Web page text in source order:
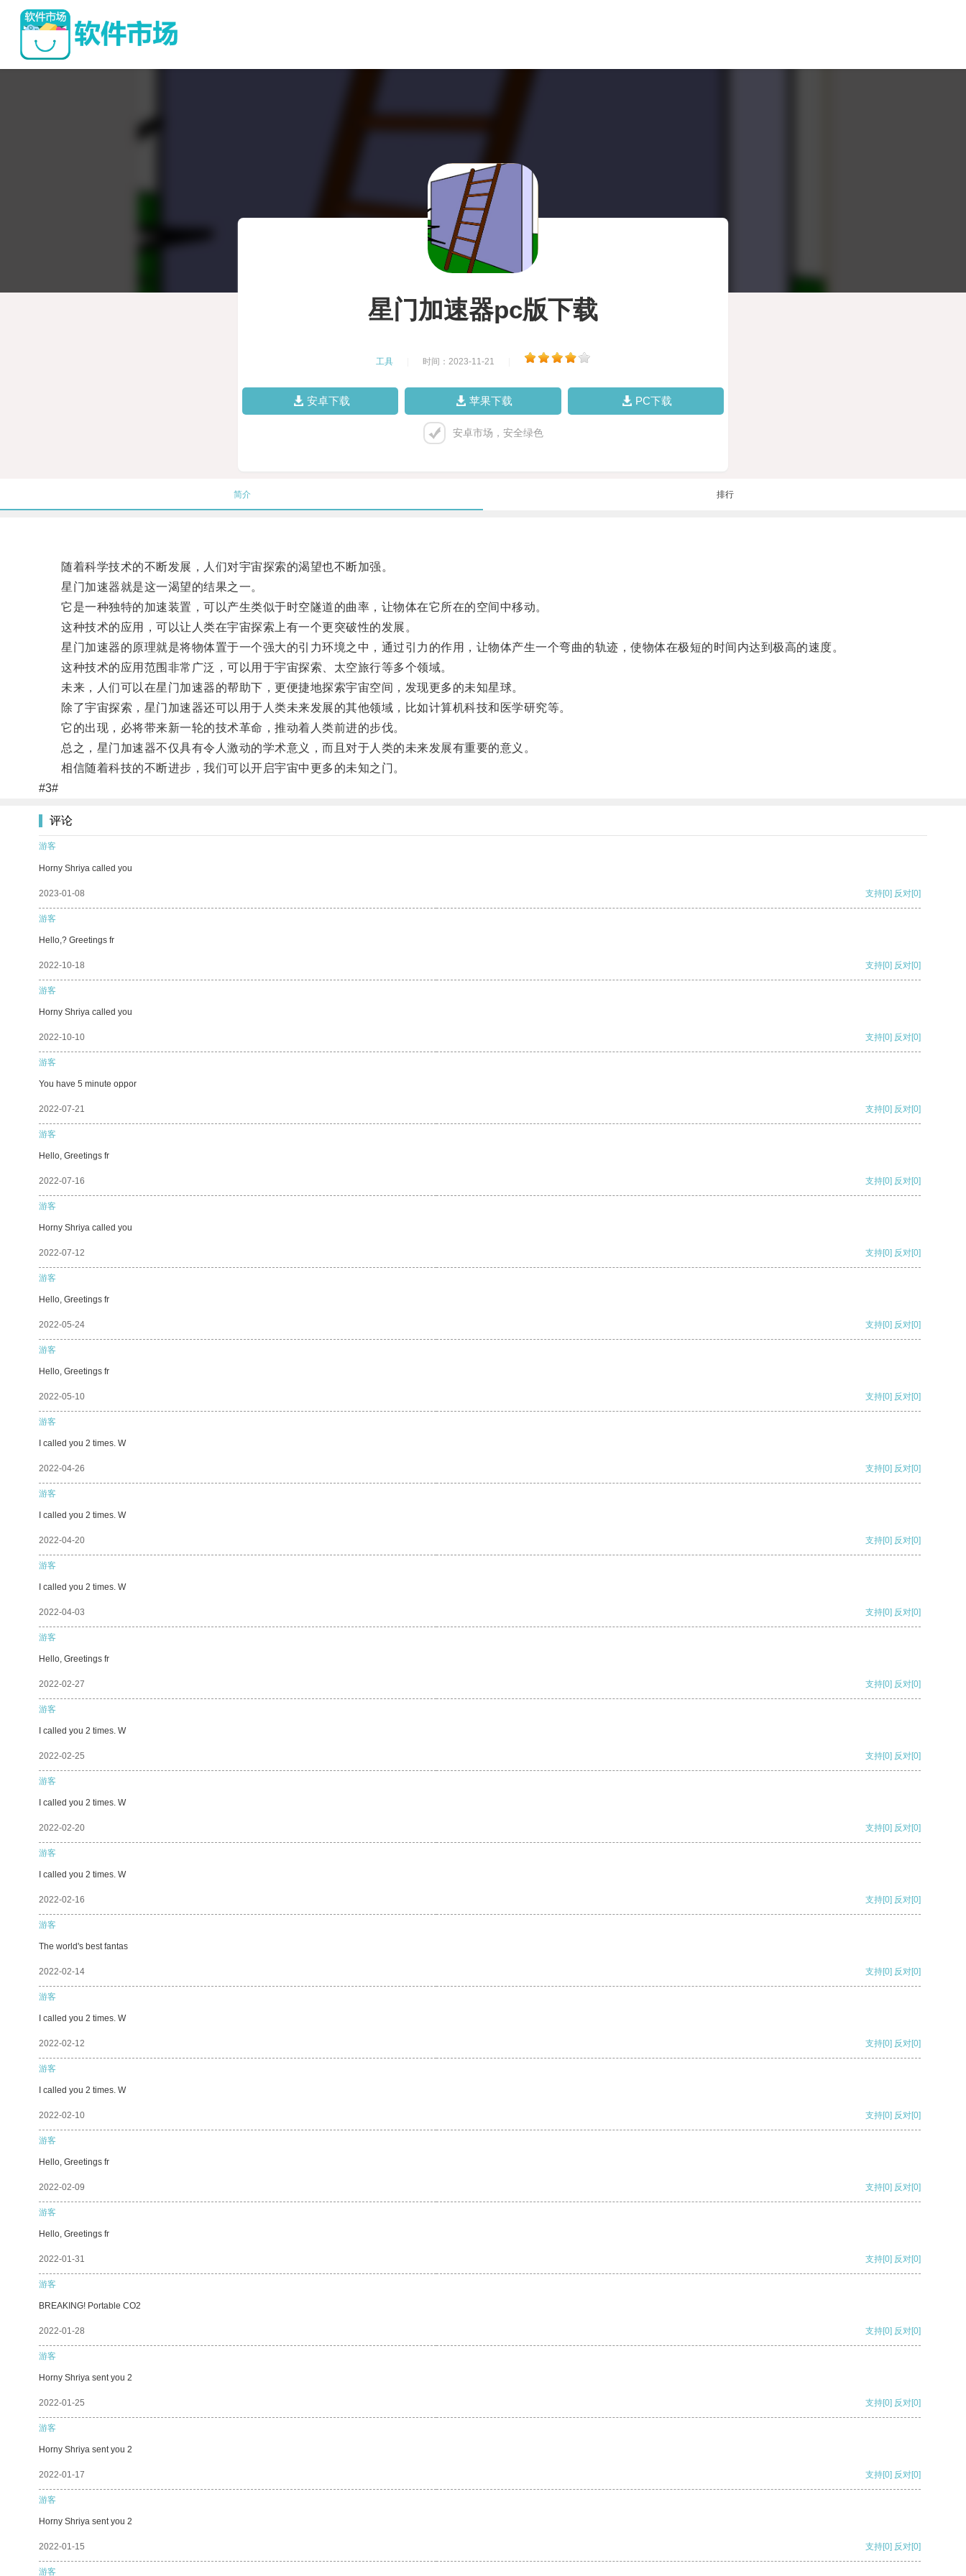
星门加速器pc版下载
工具 时间：2023-11-21
安卓下载 苹果下载 PC下载
安卓市场，安全绿色
简介 排行
随着科学技术的不断发展，人们对宇宙探索的渴望也不断加强。
星门加速器就是这一渴望的结果之一。
它是一种独特的加速装置，可以产生类似于时空隧道的曲率，让物体在它所在的空间中移动。
这种技术的应用，可以让人类在宇宙探索上有一个更突破性的发展。
星门加速器的原理就是将物体置于一个强大的引力环境之中，通过引力的作用，让物体产生一个弯曲的轨迹，使物体在极短的时间内达到极高的速度。
这种技术的应用范围非常广泛，可以用于宇宙探索、太空旅行等多个领域。
未来，人们可以在星门加速器的帮助下，更便捷地探索宇宙空间，发现更多的未知星球。
除了宇宙探索，星门加速器还可以用于人类未来发展的其他领域，比如计算机科技和医学研究等。
它的出现，必将带来新一轮的技术革命，推动着人类前进的步伐。
总之，星门加速器不仅具有令人激动的学术意义，而且对于人类的未来发展有重要的意义。
相信随着科技的不断进步，我们可以开启宇宙中更多的未知之门。
#3#
评论
游客
Horny Shriya called you
2023-01-08 支持[0] 反对[0]
游客
Hello,? Greetings fr
2022-10-18 支持[0] 反对[0]
游客
Horny Shriya called you
2022-10-10 支持[0] 反对[0]
游客
You have 5 minute oppor
2022-07-21 支持[0] 反对[0]
游客
Hello, Greetings fr
2022-07-16 支持[0] 反对[0]
游客
Horny Shriya called you
2022-07-12 支持[0] 反对[0]
游客
Hello, Greetings fr
2022-05-24 支持[0] 反对[0]
游客
Hello, Greetings fr
2022-05-10 支持[0] 反对[0]
游客
I called you 2 times. W
2022-04-26 支持[0] 反对[0]
游客
I called you 2 times. W
2022-04-20 支持[0] 反对[0]
游客
I called you 2 times. W
2022-04-03 支持[0] 反对[0]
游客
Hello, Greetings fr
2022-02-27 支持[0] 反对[0]
游客
I called you 2 times. W
2022-02-25 支持[0] 反对[0]
游客
I called you 2 times. W
2022-02-20 支持[0] 反对[0]
游客
I called you 2 times. W
2022-02-16 支持[0] 反对[0]
游客
The world's best fantas
2022-02-14 支持[0] 反对[0]
游客
I called you 2 times. W
2022-02-12 支持[0] 反对[0]
游客
I called you 2 times. W
2022-02-10 支持[0] 反对[0]
游客
Hello, Greetings fr
2022-02-09 支持[0] 反对[0]
游客
Hello, Greetings fr
2022-01-31 支持[0] 反对[0]
游客
BREAKING! Portable CO2
2022-01-28 支持[0] 反对[0]
游客
Horny Shriya sent you 2
2022-01-25 支持[0] 反对[0]
游客
Horny Shriya sent you 2
2022-01-17 支持[0] 反对[0]
游客
Horny Shriya sent you 2
2022-01-15 支持[0] 反对[0]
游客